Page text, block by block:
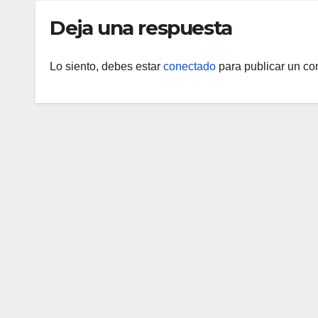
Deja una respuesta
Lo siento, debes estar conectado para publicar un